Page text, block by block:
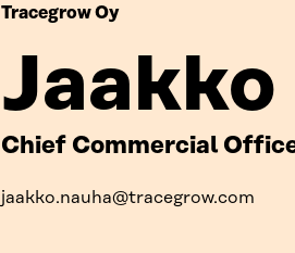
Tracegrow Oy
Jaakko
Chief Commercial
jaakko.nauha@tracegrow.com